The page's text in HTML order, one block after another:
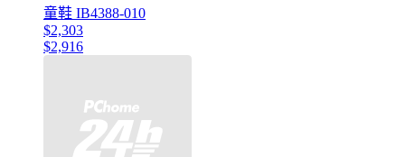
童鞋 IB4388-010
$2,303
$2,916